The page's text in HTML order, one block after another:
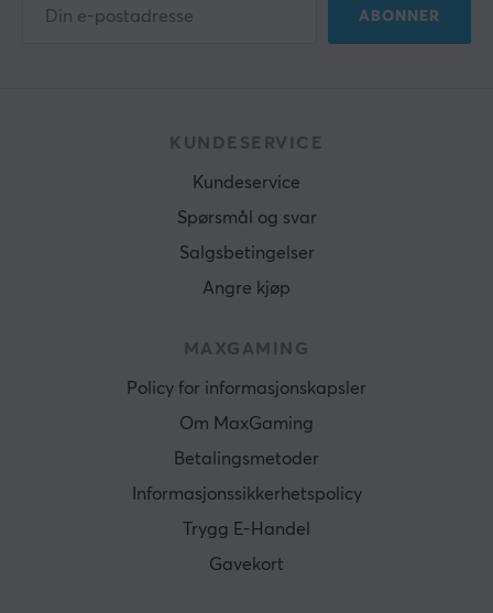
ABONNER
KUNDESERVICE
Kundeservice
Spørsmål og svar
Salgsbetingelser
Angre kjøp
MAXGAMING
Policy for informasjonskapsler
Om MaxGaming
Betalingsmetoder
Informasjonssikkerhetspolicy
Trygg E-Handel
Gavekort